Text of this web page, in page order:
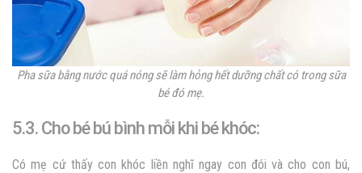
Pha sữa bằng nước quá nóng sẽ làm hỏng hết dưỡng chất có trong sữa
bé đó mẹ.
5.3. Cho bé bú bình mỗi khi bé khóc:
Có mẹ cứ thấy con khóc liền nghĩ ngay con đói và cho con bú,